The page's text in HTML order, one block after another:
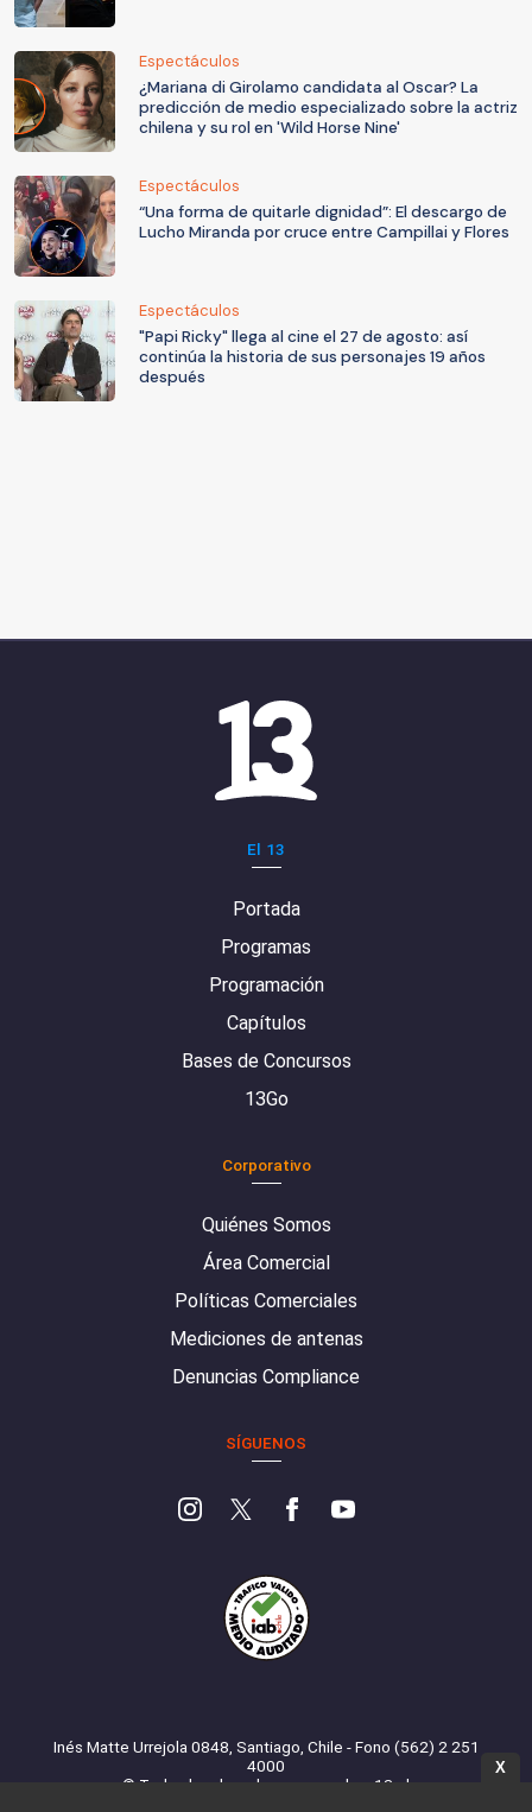
Espectáculos
¿Mariana di Girolamo candidata al Oscar? La
predicción de medio especializado sobre la actriz
chilena y su rol en 'Wild Horse Nine'
Espectáculos
“Una forma de quitarle dignidad”: El descargo de
Lucho Miranda por cruce entre Campillai y Flores
Espectáculos
"Papi Ricky" llega al cine el 27 de agosto: así
continúa la historia de sus personajes 19 años
después
El 13
Portada
Programas
Programación
Capítulos
Bases de Concursos
13Go
Corporativo
Quiénes Somos
Área Comercial
Políticas Comerciales
Mediciones de antenas
Denuncias Compliance
SÍGUENOS
Inés Matte Urrejola 0848, Santiago, Chile - Fono (562) 2 251
4000
© Todos los derechos reservados. 13.cl
X